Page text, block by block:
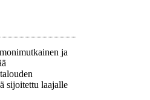
ja
sijoitettu laajalle